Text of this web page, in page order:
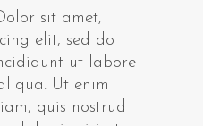
sit amet,
elit, sed do
ut labore
Ut enim
quis nostrud